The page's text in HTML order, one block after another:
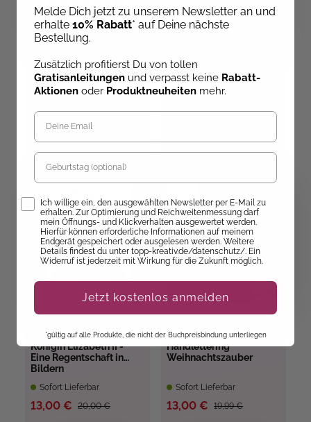
Crazy Cookies
6,50 €
Anne Iburg
Cold Brew Tea
Königin Elizabeth II -
Eine Regentschaft in
Bildern
Sofort Lieferbar
20,00 €
13,00 €
Handlettering
Weihnachtszauber
Sofort Lieferbar
19,99 €
13,00 €
Melde Dich jetzt zu unserem Newsletter an und
erhalte 10% Rabatt* auf Deine nächste
Bestellung.
Zusätzlich profitierst Du von tollen
Gratisanleitungen und verpasst keine Rabatt-
Aktionen oder Produktneuheiten mehr.
Geburtstag
Opt-InIch willige ein, den ausgewählten Newsletter per E-Mail zu
erhalten. Zur Optimierung und Reichweitenmessung darf
mein Öffnungs- und Klickverhalten ausgewertet werden.
Hierfür können erforderliche Informationen auf meinem
Endgerät gespeichert oder ausgelesen werden. Weitere
Details findest du unter topp-kreativ.de/datenschutz/. Ein
Widerruf ist jederzeit mit Wirkung für die Zukunft möglich.
Jetzt kostenlos anmelden
*gültig auf alle Produkte, die nicht der Buchpreisbindung unterliegen